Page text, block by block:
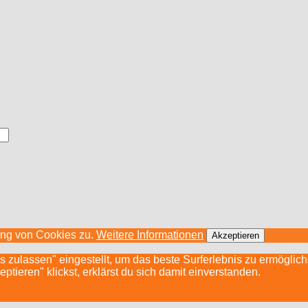
von Cookies zu. Weitere Informationen Akzeptieren
eingestellt, um das beste Surferlebnis zu
klickst, erklärst du sich damit einverstanden.